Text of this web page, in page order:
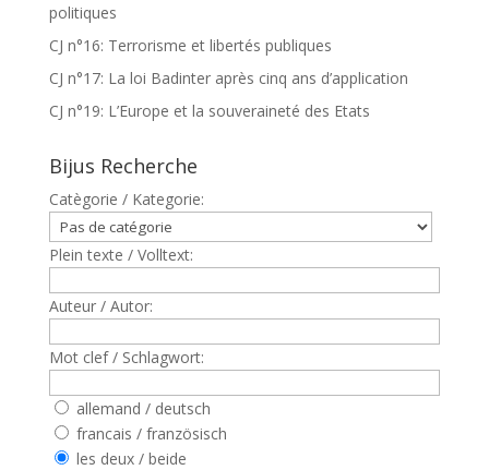
politiques
CJ n°16: Terrorisme et libertés publiques
CJ n°17: La loi Badinter après cinq ans d’application
CJ n°19: L’Europe et la souveraineté des Etats
Bijus Recherche
Catègorie / Kategorie:
Plein texte / Volltext:
Auteur / Autor:
Mot clef / Schlagwort:
allemand / deutsch
francais / französisch
les deux / beide